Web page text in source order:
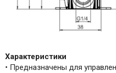
Характеристики
• Предназначены для